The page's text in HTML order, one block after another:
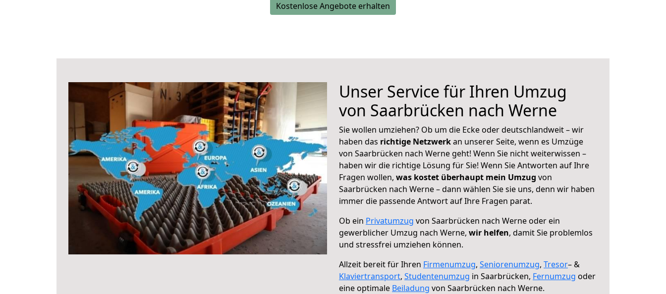
Kostenlose Angebote erhalten
Unser Service für Ihren Umzug
von Saarbrücken nach Werne
Sie wollen umziehen? Ob um die Ecke oder deutschlandweit – wir
haben das richtige Netzwerkan unserer Seite, wenn es Umzüge
von Saarbrücken nach Werne geht! Wenn Sie nicht weiterwissen –
haben wir die richtige Lösung für Sie! Wenn Sie Antworten auf Ihre
Fragen wollen, was kostet überhaupt mein Umzug von
Saarbrücken nach Werne – dann wählen Sie sie uns, denn wir haben
immer die passende Antwort auf Ihre Fragen parat.
Ob ein Privatumzug von Saarbrücken nach Werne oder ein
gewerblicher Umzug nach Werne, wir helfen, damit Sie problemlos
und stressfrei umziehen können.
Allzeit bereit für Ihren Firmenumzug, Seniorenumzug, Tresor– &
Klaviertransport, Studentenumzug in Saarbrücken, Fernumzug oder
eine optimale Beiladung von Saarbrücken nach Werne.